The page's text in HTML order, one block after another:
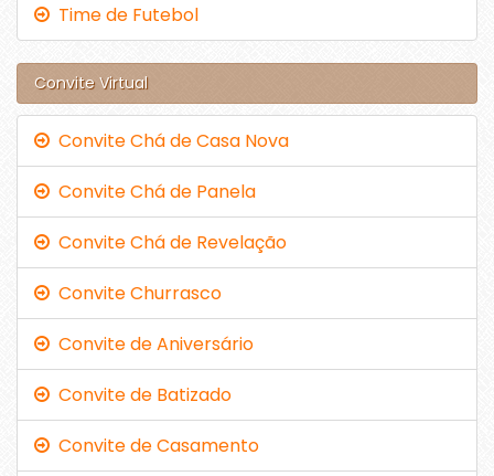
Time de Futebol
Convite Virtual
Convite Chá de Casa Nova
Convite Chá de Panela
Convite Chá de Revelação
Convite Churrasco
Convite de Aniversário
Convite de Batizado
Convite de Casamento